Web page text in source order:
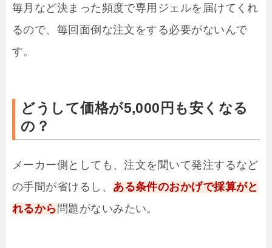
毎月など決まった頻度で専用ジェルを届けてくれ
るので、毎回面倒な注文をする必要がないんで
す。
どうして価格が5,000円も安くなる
の？
メーカー側としても、注文を聞いて発注するなど
の手間が省けるし、 ある条件のおかげで採算がと
れるから 問題がないみたい。